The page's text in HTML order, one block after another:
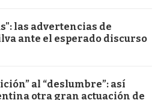
las advertencias de
ante el esperado discurso
al “deslumbre”: así
otra gran actuación de